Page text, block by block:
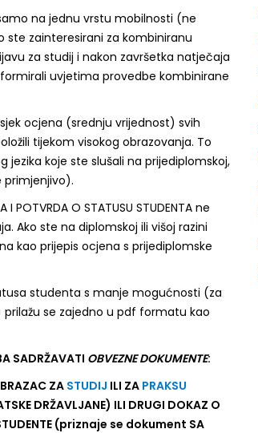
na jednu vrstu mobilnosti (ne
ste zainteresirani za kombiniranu
za studij i nakon završetka natječaja
uvjetima provedbe kombinirane
ocjena (srednju vrijednost) svih
tijekom visokog obrazovanja. To
jezika koje ste slušali na prijediplomskoj,
primjenjivo).
I POTVRDA O STATUSU STUDENTA ne
Ako ste na diplomskoj ili višoj razini
kao prijepis ocjena s prijediplomske
studenta s manje mogućnosti (za
se zajedno u pdf formatu kao
SADRŽAVATI OBVEZNE DOKUMENTE:
ZA STUDIJ ILI ZA PRAKSU
DRŽAVLJANE) ILI DRUGI DOKAZ O
(priznaje se dokument SA